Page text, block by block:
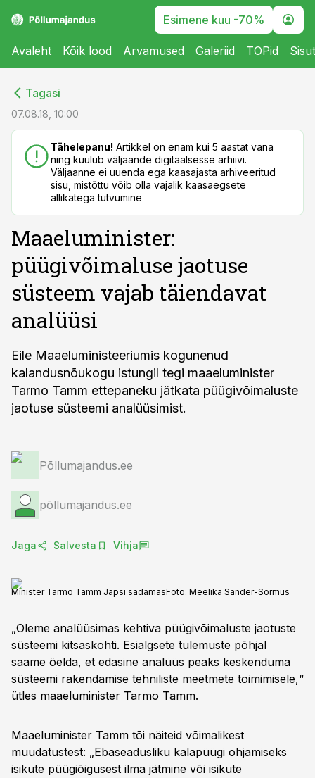
Esimene kuu -70%
Avaleht Kõik lood Arvamused Galeriid TOPid
Tagasi
07.08.18, 10:00
Tähelepanu! Artikkel on enam kui 5 aastat vana
ning kuulub väljaande digitaalsesse arhiivi.
Väljaanne ei uuenda ega kaasajasta arhiveeritud
sisu, mistõttu võib olla vajalik kaasaegsete
allikatega tutvumine
Maaeluminister:
püügivõimaluse jaotuse
süsteem vajab täiendavat
analüüsi
Eile Maaeluministeeriumis kogunenud
kalandusnõukogu istungil tegi maaeluminister
Tarmo Tamm ettepaneku jätkata püügivõimaluste
jaotuse süsteemi analüüsimist.
Põllumajandus.ee
põllumajandus.ee
Jaga Salvesta Vihja
Minister Tarmo Tamm Japsi sadamasFoto: Meelika Sander-Sõrmus
„Oleme analüüsimas kehtiva püügivõimaluste jaotuste
süsteemi kitsaskohti. Esialgsete tulemuste põhjal
saame öelda, et edasine analüüs peaks keskenduma
süsteemi rakendamise tehniliste meetmete toimimisele,“
ütles maaeluminister Tarmo Tamm.
Maaeluminister Tamm tõi näiteid võimalikest
muudatustest: „Ebaseadusliku kalapüügi ohjamiseks
isikute püügiõigusest ilma jätmine või isikute